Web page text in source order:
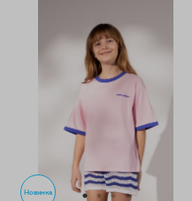
Новинка